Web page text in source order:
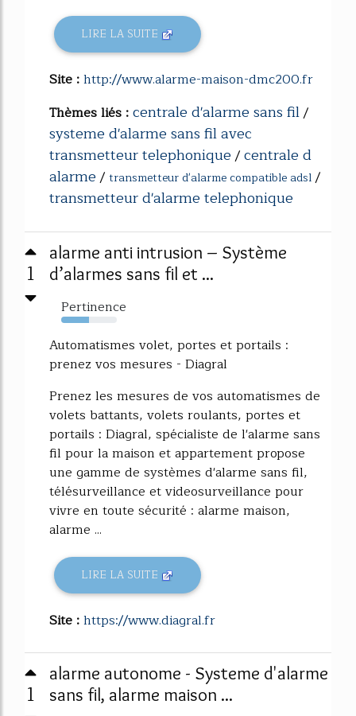
LIRE LA SUITE
Site :http://www.alarme-maison-dmc200.fr
Thèmes liés :centrale d'alarme sans fil/
systeme d'alarme sans fil avec
transmetteur telephonique/centrale d
alarme/ transmetteur d'alarme compatible adsl/
transmetteur d'alarme telephonique
1
alarme anti intrusion – Système
d’alarmes sans fil et ...
Pertinence
50%
Automatismes volet, portes et portails :
prenez vos mesures - Diagral
Prenez les mesures de vos automatismes de
volets battants, volets roulants, portes et
portails : Diagral, spécialiste de l'alarme sans
fil pour la maison et appartement propose
une gamme de systèmes d'alarme sans fil,
télésurveillance et videosurveillance pour
vivre en toute sécurité : alarme maison,
alarme ...
LIRE LA SUITE
Site :https://www.diagral.fr
1
alarme autonome - Systeme d'alarme
sans fil, alarme maison ...